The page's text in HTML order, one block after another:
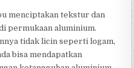
menciptakan tekstur dan
permukaan aluminium.
tidak licin seperti logam,
bisa mendapatkan